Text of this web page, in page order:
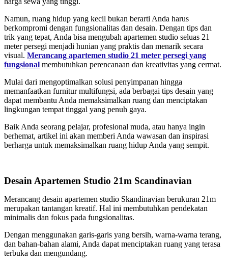
Namun, ruang hidup yang kecil bukan berarti Anda harus
berkompromi dengan fungsionalitas dan desain. Dengan tips dan
trik yang tepat, Anda bisa mengubah apartemen studio seluas 21
meter persegi menjadi hunian yang praktis dan menarik secara
visual. Merancang apartemen studio 21 meter persegi yang
fungsional membutuhkan perencanaan dan kreativitas yang cermat.
Mulai dari mengoptimalkan solusi penyimpanan hingga
memanfaatkan furnitur multifungsi, ada berbagai tips desain yang
dapat membantu Anda memaksimalkan ruang dan menciptakan
lingkungan tempat tinggal yang penuh gaya.
Baik Anda seorang pelajar, profesional muda, atau hanya ingin
berhemat, artikel ini akan memberi Anda wawasan dan inspirasi
berharga untuk memaksimalkan ruang hidup Anda yang sempit.
Desain Apartemen Studio 21m Scandinavian
Merancang desain apartemen studio Skandinavian berukuran 21m
merupakan tantangan kreatif. Hal ini membutuhkan pendekatan
minimalis dan fokus pada fungsionalitas.
Dengan menggunakan garis-garis yang bersih, warna-warna terang,
dan bahan-bahan alami, Anda dapat menciptakan ruang yang terasa
terbuka dan mengundang.